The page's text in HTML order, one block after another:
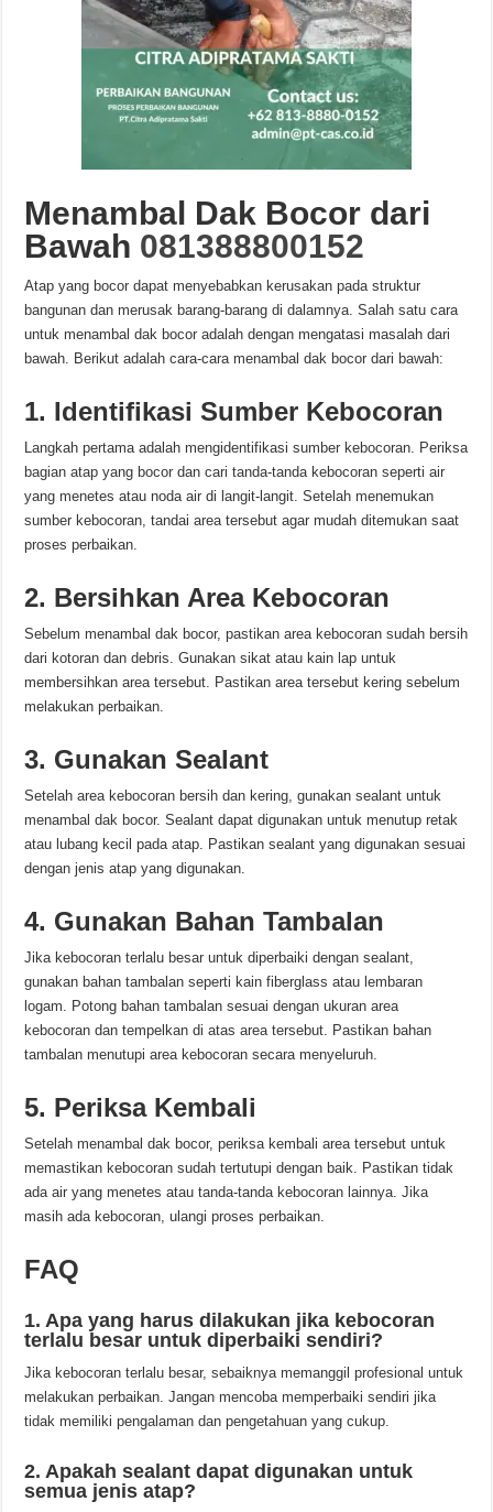
Menambal Dak Bocor dari
Bawah 081388800152
Atap yang bocor dapat menyebabkan kerusakan pada struktur
bangunan dan merusak barang-barang di dalamnya. Salah satu cara
untuk menambal dak bocor adalah dengan mengatasi masalah dari
bawah. Berikut adalah cara-cara menambal dak bocor dari bawah:
1. Identifikasi Sumber Kebocoran
Langkah pertama adalah mengidentifikasi sumber kebocoran. Periksa
bagian atap yang bocor dan cari tanda-tanda kebocoran seperti air
yang menetes atau noda air di langit-langit. Setelah menemukan
sumber kebocoran, tandai area tersebut agar mudah ditemukan saat
proses perbaikan.
2. Bersihkan Area Kebocoran
Sebelum menambal dak bocor, pastikan area kebocoran sudah bersih
dari kotoran dan debris. Gunakan sikat atau kain lap untuk
membersihkan area tersebut. Pastikan area tersebut kering sebelum
melakukan perbaikan.
3. Gunakan Sealant
Setelah area kebocoran bersih dan kering, gunakan sealant untuk
menambal dak bocor. Sealant dapat digunakan untuk menutup retak
atau lubang kecil pada atap. Pastikan sealant yang digunakan sesuai
dengan jenis atap yang digunakan.
4. Gunakan Bahan Tambalan
Jika kebocoran terlalu besar untuk diperbaiki dengan sealant,
gunakan bahan tambalan seperti kain fiberglass atau lembaran
logam. Potong bahan tambalan sesuai dengan ukuran area
kebocoran dan tempelkan di atas area tersebut. Pastikan bahan
tambalan menutupi area kebocoran secara menyeluruh.
5. Periksa Kembali
Setelah menambal dak bocor, periksa kembali area tersebut untuk
memastikan kebocoran sudah tertutupi dengan baik. Pastikan tidak
ada air yang menetes atau tanda-tanda kebocoran lainnya. Jika
masih ada kebocoran, ulangi proses perbaikan.
FAQ
1. Apa yang harus dilakukan jika kebocoran
terlalu besar untuk diperbaiki sendiri?
Jika kebocoran terlalu besar, sebaiknya memanggil profesional untuk
melakukan perbaikan. Jangan mencoba memperbaiki sendiri jika
tidak memiliki pengalaman dan pengetahuan yang cukup.
2. Apakah sealant dapat digunakan untuk
semua jenis atap?